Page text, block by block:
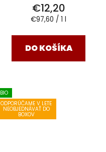
€12,20
Jednotková
€97,60 / 1 l
DO KOŠÍKA
BIO
ODPORÚČAME V LETE
NEOBJEDNÁVAŤ DO
BOXOV